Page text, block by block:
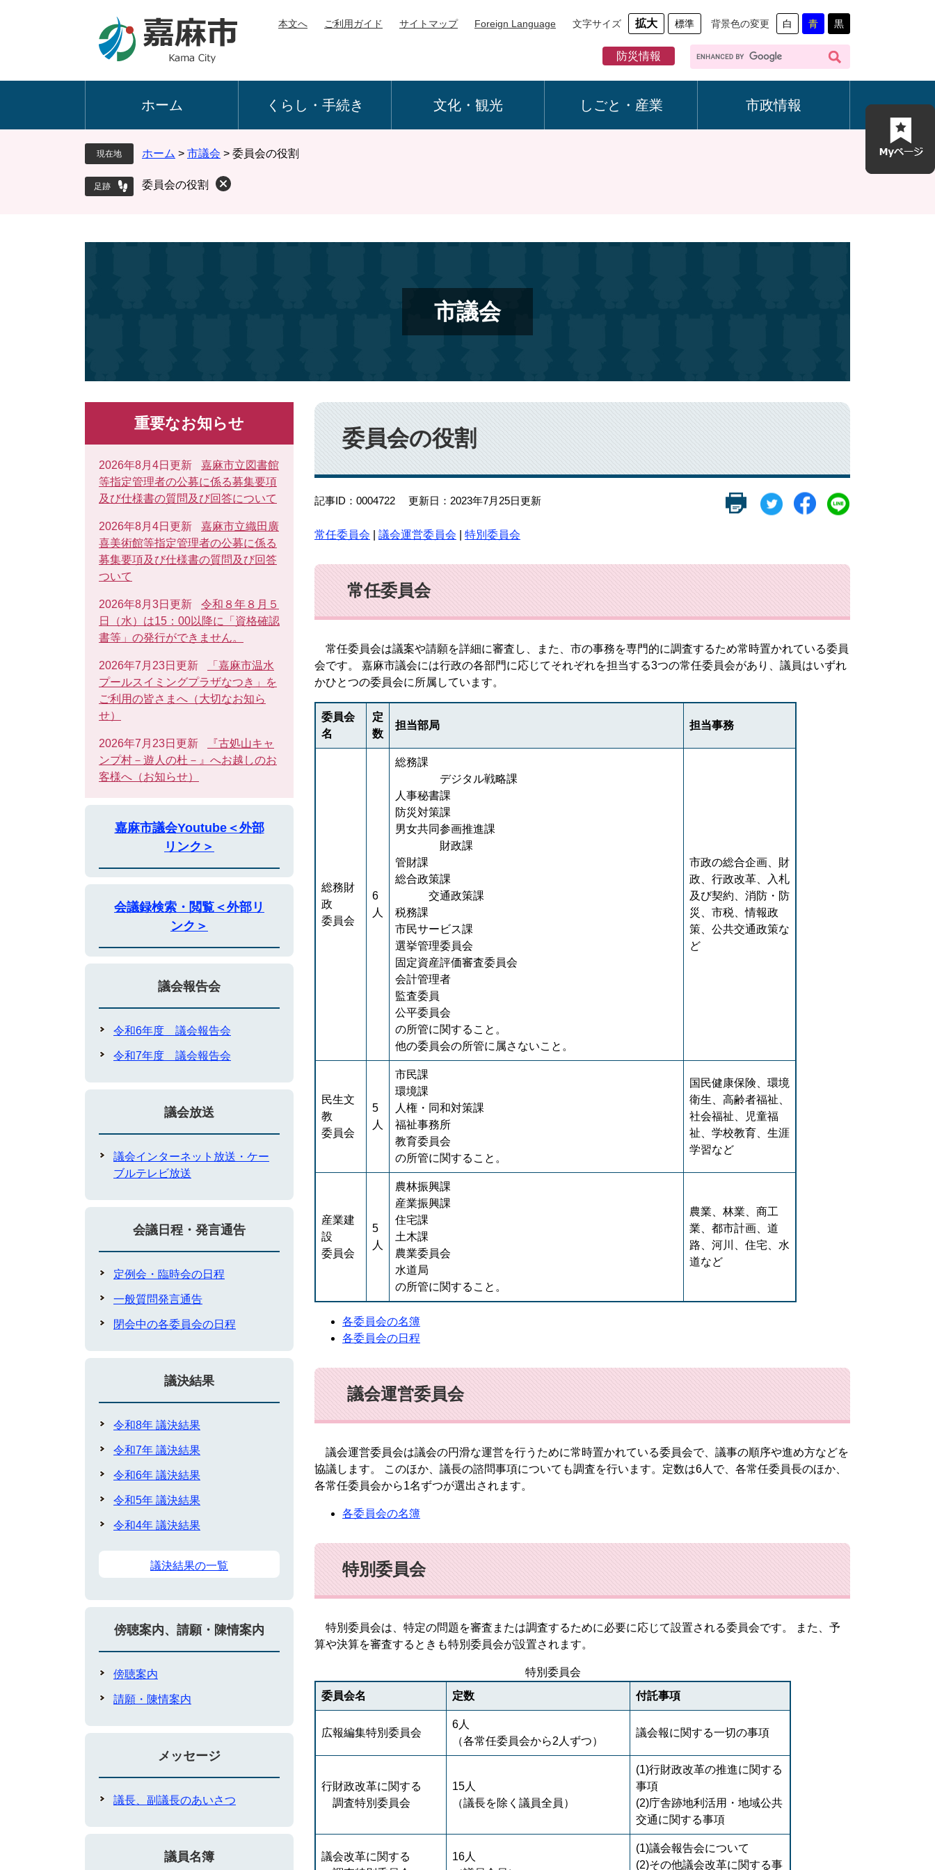
本文へ ご利用ガイド サイトマップ Foreign Language 文字サイズ 拡大 標準 背景色の変更 白 青 黒
防災情報
G
o
ホーム くらし・手続き 文化・観光 しごと・産業 市政情報
現在地 ホーム > 市議会 > 委員会の役割
委員会の役割
市議会
本
文
委員会の役割
記事ID：0004722 更新日：2023年7月25日更新
常任委員会 議会運営委員会 特別委員会
常任委員会
常任委員会は議案や請願を詳細に審査し、また、市の事務を専門的に調査するため常時置かれている委員
会です。 嘉麻市議会には行政の各部門に応じてそれぞれを担当する3つの常任委員会があり、議員はいずれ
かひとつの委員会に所属しています。
委員会
名
定
数
担当部局 担当事務
総務財
政
委員会
6
人
総務課
デジタル戦略課
人事秘書課
防災対策課
男女共同参画推進課
財政課
管財課
総合政策課
交通政策課
税務課
市民サービス課
選挙管理委員会
固定資産評価審査委員会
会計管理者
監査委員
公平委員会
の所管に関すること。
他の委員会の所管に属さないこと。
市政の総合企画、財
政、行政改革、入札
及び契約、消防・防
災、市税、情報政
策、公共交通政策な
ど
民生文
教
委員会
5
人
市民課
環境課
人権・同和対策課
福祉事務所
教育委員会
の所管に関すること。
国民健康保険、環境
衛生、高齢者福祉、
社会福祉、児童福
祉、学校教育、生涯
学習など
産業建
設
委員会
5
人
農林振興課
産業振興課
住宅課
土木課
農業委員会
水道局
の所管に関すること。
農業、林業、商工
業、都市計画、道
路、河川、住宅、水
道など
各委員会の名簿
各委員会の日程
議会運営委員会
議会運営委員会は議会の円滑な運営を行うために常時置かれている委員会で、議事の順序や進め方などを
協議します。 このほか、議長の諮問事項についても調査を行います。定数は6人で、各常任委員長のほか、
各常任委員会から1名ずつが選出されます。
各委員会の名簿
特別委員会
特別委員会は、特定の問題を審査または調査するために必要に応じて設置される委員会です。 また、予
算や決算を審査するときも特別委員会が設置されます。
特別委員会
委員会名
定数 付託事項
広報編集特別委員会
6人
（各常任委員会から2人ずつ）
議会報に関する一切の事項
行財政改革に関する
調査特別委員会
15人
（議長を除く議員全員）
(1)行財政改革の推進に関する
事項
(2)庁舎跡地利活用・地域公共
交通に関する事項
議会改革に関する
16人
(1)議会報告会について
(2)その他議会改革に関する事
重要なお知らせ
2026年8月4日更新
嘉麻市立図書館
等指定管理者の公募に係る募集要項
及び仕様書の質問及び回答について
2026年8月4日更新
嘉麻市立織田廣
喜美術館等指定管理者の公募に係る
募集要項及び仕様書の質問及び回答
ついて
2026年8月3日更新
令和８年８月５
日（水）は15：00以降に「資格確認
書等」の発行ができません。
2026年7月23日更新
「嘉麻市温水
プールスイミングプラザなつき」を
ご利用の皆さまへ（大切なお知ら
せ）
2026年7月23日更新
『古処山キャ
ンプ村－遊人の杜－』へお越しのお
客様へ（お知らせ）
嘉麻市議会Youtube＜外部
リンク＞
会議録検索・閲覧＜外部リ
ンク＞
議会報告会
令和6年度 議会報告会
令和7年度 議会報告会
議会放送
議会インターネット放送・ケー
ブルテレビ放送
会議日程・発言通告
定例会・臨時会の日程
一般質問発言通告
閉会中の各委員会の日程
議決結果
令和8年 議決結果
令和7年 議決結果
令和6年 議決結果
令和5年 議決結果
令和4年 議決結果
議決結果の一覧
傍聴案内、請願・陳情案内
傍聴案内
請願・陳情案内
メッセージ
議長、副議長のあいさつ
議員名簿